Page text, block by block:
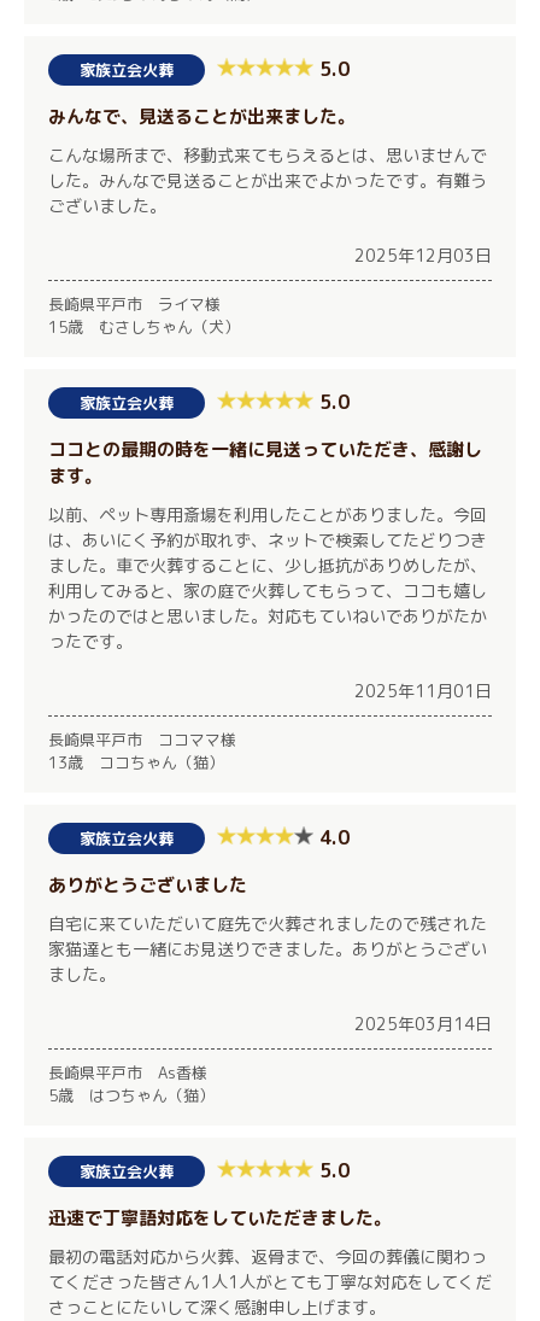
家族立会火葬 5.0
みんなで、見送ることが出来ました。
こんな場所まで、移動式来てもらえるとは、思いませんで
した。みんなで見送ることが出来でよかったです。有難う
ございました。
2025年12月03日
長崎県平戸市 ライマ様
15歳 むさしちゃん（犬）
家族立会火葬 5.0
ココとの最期の時を一緒に見送っていただき、感謝し
ます。
以前、ペット専用斎場を利用したことがありました。今回
は、あいにく予約が取れず、ネットで検索してたどりつき
ました。車で火葬することに、少し抵抗がありめしたが、
利用してみると、家の庭で火葬してもらって、ココも嬉し
かったのではと思いました。対応もていねいでありがたか
ったです。
2025年11月01日
長崎県平戸市 ココママ様
13歳 ココちゃん（猫）
家族立会火葬 4.0
ありがとうございました
自宅に来ていただいて庭先で火葬されましたので残された
家猫達とも一緒にお見送りできました。ありがとうござい
ました。
2025年03月14日
長崎県平戸市 As香様
5歳 はつちゃん（猫）
家族立会火葬 5.0
迅速で丁寧語対応をしていただきました。
最初の電話対応から火葬、返骨まで、今回の葬儀に関わっ
てくださった皆さん1人1人がとても丁寧な対応をしてくだ
さっことにたいして深く感謝申し上げます。